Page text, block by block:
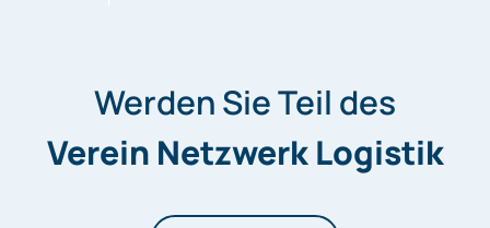
Werden Sie Teil des
Verein Netzwerk Logistik